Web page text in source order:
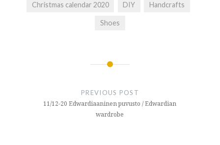
Christmas calendar 2020 DIY Handcrafts
Shoes
PREVIOUS POST
11/12-20 Edwardiaaninen puvusto / Edwardian
wardrobe